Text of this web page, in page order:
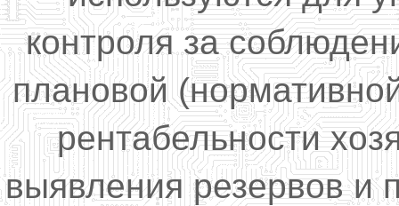
контроля за
плановой
рентабельности
выявления резервов и